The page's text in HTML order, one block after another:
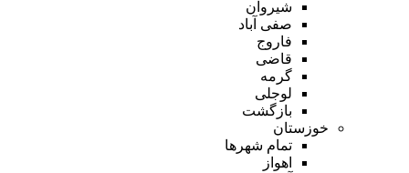
شیروان
صفی آباد
فاروج
قاضی
گرمه
لوجلی
بازگشت
خوزستان
تمام شهر‌ها
اهواز